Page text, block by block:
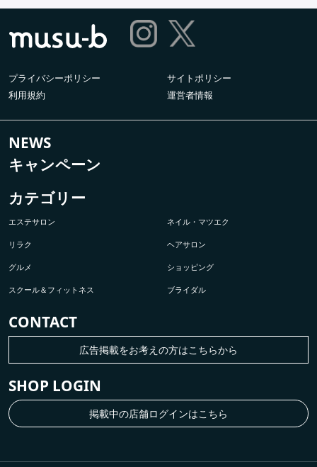
プライバシーポリシー
サイトポリシー
利用規約
運営者情報
NEWS
キャンペーン
カテゴリー
エステサロン ネイル・マツエク
リラク ヘアサロン
グルメ ショッピング
スクール＆フィットネス ブライダル
SHOP LOGIN
掲載中の店舗ログインはこちら
CONTACT
広告掲載をお考えの方はこちらから